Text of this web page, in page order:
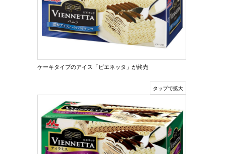
ケーキタイプのアイス「ビエネッタ」が終売